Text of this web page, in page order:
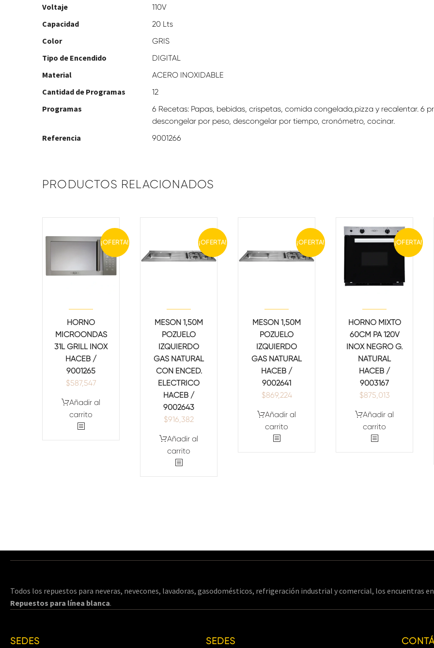
Voltaje 110V
Capacidad 20 Lts
Color GRIS
Tipo de Encendido DIGITAL
Material ACERO INOXIDABLE
Cantidad de Programas 12
Programas
6 Recetas: Papas, bebidas, crispetas, comida congelada,pizza y recalentar. 6
descongelar por peso, descongelar por tiempo, cronómetro, cocinar.
Referencia 9001266
PRODUCTOS RELACIONADOS
¡OFERTA!
HORNO
MICROONDAS
31L GRILL INOX
HACEB /
9001265
$587,547
Añadir al
carrito
¡OFERTA!
MESON 1,50M
POZUELO
IZQUIERDO
GAS NATURAL
CON ENCED.
ELECTRICO
HACEB /
9002643
$916,382
Añadir al
carrito
¡OFERTA!
MESON 1,50M
POZUELO
IZQUIERDO
GAS NATURAL
HACEB /
9002641
$869,224
Añadir al
carrito
¡OFERTA!
HORNO MIXTO
60CM PA 120V
INOX NEGRO G.
NATURAL
HACEB /
9003167
$875,013
Añadir al
carrito
Todos los repuestos para neveras, nevecones, lavadoras, gasodomésticos, refrigeración industrial y comercial, los encuentras
Repuestos para línea blanca.
SEDES SEDES